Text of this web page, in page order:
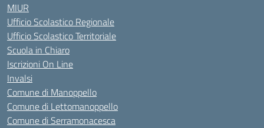
MIUR
Ufficio Scolastico Regionale
Ufficio Scolastico Territoriale
Scuola in Chiaro
Iscrizioni On Line
Invalsi
Comune di Manoppello
Comune di Lettomanoppello
Comune di Serramonacesca